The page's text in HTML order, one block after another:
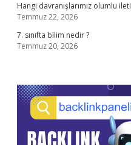
Hangi davranışlarımız olumlu
Temmuz 22, 2026
7. sınıfta bilim nedir ?
Temmuz 20, 2026